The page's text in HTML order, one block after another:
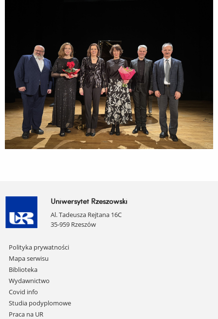
Uniwersytet Rzeszowski
Al. Tadeusza Rejtana 16C
35-959 Rzeszów
Pomiń
nawigację
i
przejdź
do
treści
Polityka prywatności
Mapa serwisu
Biblioteka
Wydawnictwo
Covid info
Studia podyplomowe
Praca na UR